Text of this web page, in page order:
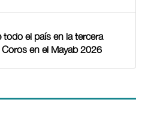
el país en la tercera
en el Mayab 2026